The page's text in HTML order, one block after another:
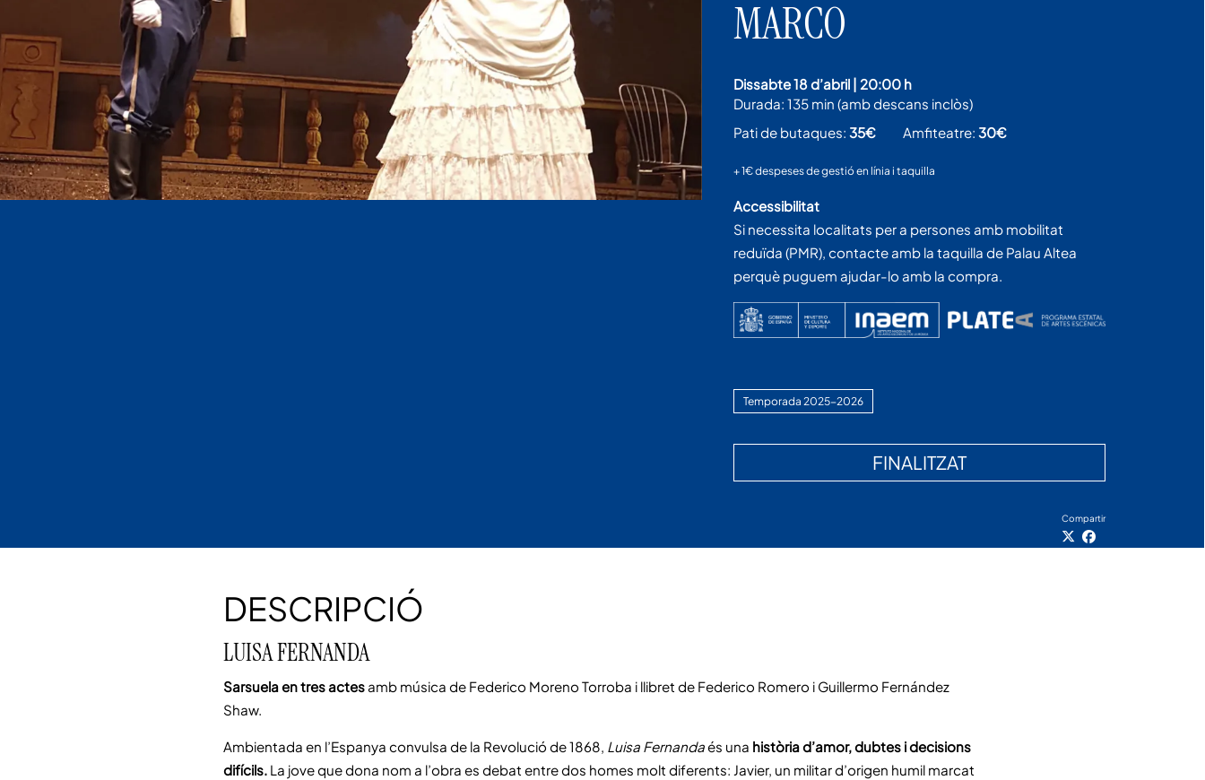
MARCO
dissabte 18 d’abril
20:00 h
Durada: 135 min (amb descans inclòs)
Pati de butaques:35€ Amfiteatre:30€
+ 1€ despeses de gestió en línia i taquilla
Accessibilitat
Si necessita localitats per a persones amb mobilitat
reduïda (PMR), contacte amb la taquilla de Palau Altea
perquè puguem ajudar-lo amb la compra.
Temporada 2025-2026
FINALITZAT
Compartir
DESCRIPCIÓ
LUISA FERNANDA
Sarsuela en tres actesamb música de Federico Moreno Torroba i llibret de Federico Romero i Guillermo Fernández
Shaw.
Ambientada en l’Espanya convulsa de la Revolució de 1868, Luisa Fernandaés una història d’amor, dubtes i decisions
difícils. La jove que dona nom a l’obra es debat entre dos homes molt diferents: Javier, un militar d’origen humil marcat